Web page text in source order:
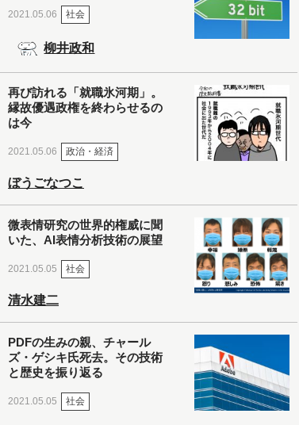
2021.05.06 社会
柳井政和
再び訪れる「就職氷河期」。
縁故優遇政権を終わらせるの
は今
2021.05.06 政治・経済
ぼうごなつこ
微表情研究の世界的権威に聞
いた、AI表情分析技術の展望
2021.05.05 社会
清水建二
PDFの生みの親、チャール
ズ・ゲシキ氏死去。その技術
と歴史を振り返る
2021.05.05 社会